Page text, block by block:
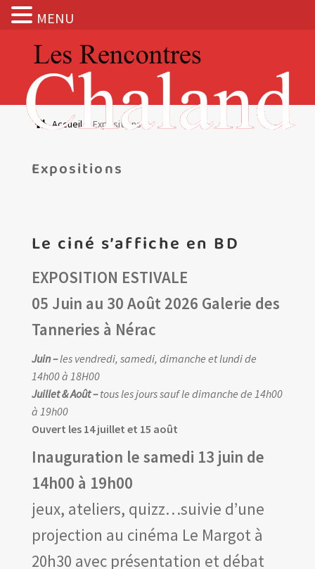
navigation
contenu
Actualités
BOUTIQUE
ACCUEIL
Programme
Expositions
Ateliers
Les RV professionnels
Archives
Prix de lecture
Hors les murs
Les amis d’Yves Chaland
LUDIBD
Accueil Expositions
Expositions
Le ciné s’affiche en BD
EXPOSITION ESTIVALE
05 Juin au 30 Août 2026 Galerie des
Tanneries à Nérac
Juin –les vendredi, samedi, dimanche et lundi de
14h00 à 18H00
Juillet & Août –tous les jours sauf le dimanche de 14h00
à 19h00
Ouvert les 14 juillet et 15 août
Inauguration le samedi 13 juin de
14h00 à 19h00
jeux, ateliers, quizz…suivie d’une
projection au cinéma Le Margot à
20h30 avec présentation et débat
MENU